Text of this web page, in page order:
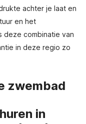
achter je laat en
en het
deze combinatie van
in deze regio zo
zwembad
in